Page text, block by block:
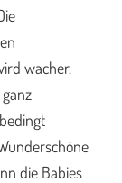
wacher,
die Babies